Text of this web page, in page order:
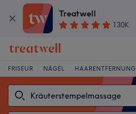
Treatwell
130K
FRISEUR NÄGEL HAARENTFERNUNG